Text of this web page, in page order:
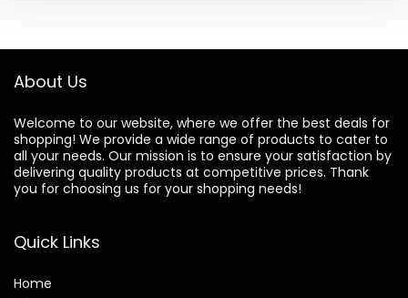
About Us
Welcome to our website, where we offer the best deals for
shopping! We provide a wide range of products to cater to
all your needs. Our mission is to ensure your satisfaction by
delivering quality products at competitive prices. Thank
you for choosing us for your shopping needs!
Quick Links
Home